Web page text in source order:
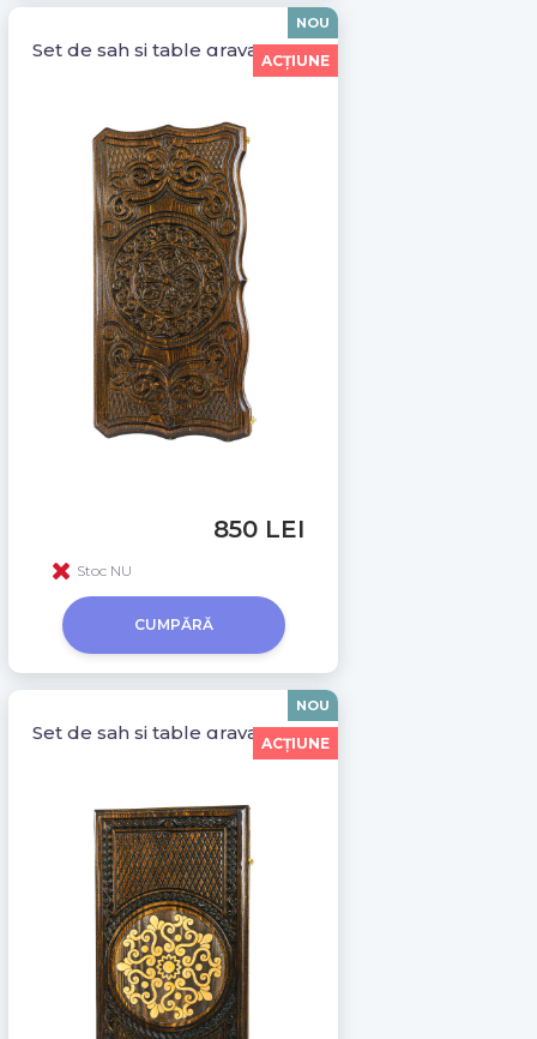
Set de sah si table gravat manual Hazel 11001B
850 LEI
Stoc NU
CUMPĂRĂ
NOU
ACŢIUNE
Set de sah si table gravat manual Ava 11001
NOU
ACŢIUNE